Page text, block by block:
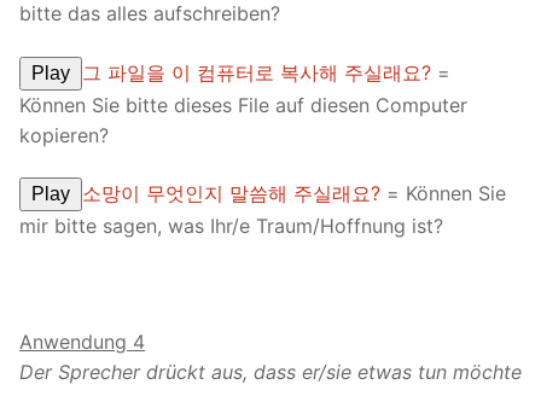
bitte das alles aufschreiben?
Play 그 파일을 이 컴퓨터로 복사해 주실래요? =
Können Sie bitte dieses File auf diesen Computer
kopieren?
Play 소망이 무엇인지 말씀해 주실래요? = Können Sie
mir bitte sagen, was Ihr/e Traum/Hoffnung ist?
Anwendung 4
Der Sprecher drückt aus, dass er/sie etwas tun möchte